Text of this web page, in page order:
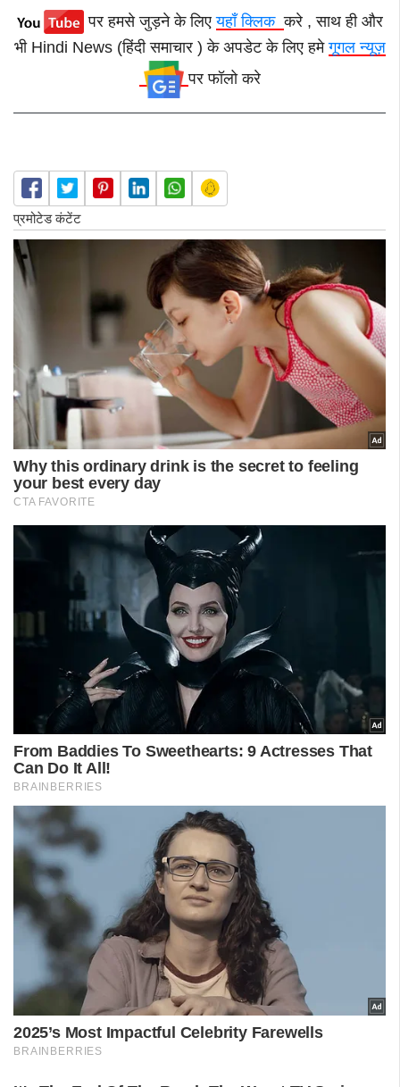
पर हमसे जुड़ने के लिएयहाँ क्लिककरे , साथ ही और
भी Hindi News (हिंदी समाचार ) के अपडेट के लिए हमेगूगल न्यूज़
पर फॉलो करे